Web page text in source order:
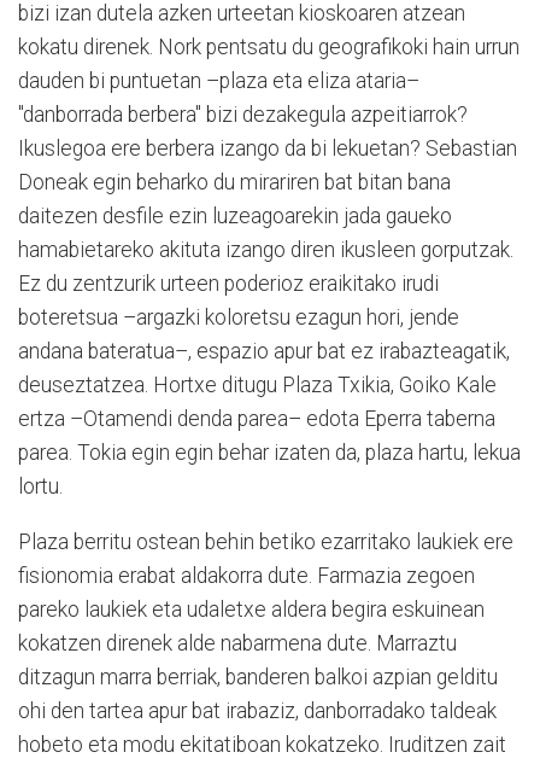
bizi izan dutela azken urteetan kioskoaren atzean
kokatu direnek. Nork pentsatu du geografikoki hain urrun
dauden bi puntuetan –plaza eta eliza ataria–
"danborrada berbera" bizi dezakegula azpeitiarrok?
Ikuslegoa ere berbera izango da bi lekuetan? Sebastian
Doneak egin beharko du mirariren bat bitan bana
daitezen desfile ezin luzeagoarekin jada gaueko
hamabietareko akituta izango diren ikusleen gorputzak.
Ez du zentzurik urteen poderioz eraikitako irudi
boteretsua –argazki koloretsu ezagun hori, jende
andana bateratua–, espazio apur bat ez irabazteagatik,
deuseztatzea. Hortxe ditugu Plaza Txikia, Goiko Kale
ertza –Otamendi denda parea– edota Eperra taberna
parea. Tokia egin egin behar izaten da, plaza hartu, lekua
lortu.
Plaza berritu ostean behin betiko ezarritako laukiek ere
fisionomia erabat aldakorra dute. Farmazia zegoen
pareko laukiek eta udaletxe aldera begira eskuinean
kokatzen direnek alde nabarmena dute. Marraztu
ditzagun marra berriak, banderen balkoi azpian gelditu
ohi den tartea apur bat irabaziz, danborradako taldeak
hobeto eta modu ekitatiboan kokatzeko. Iruditzen zait